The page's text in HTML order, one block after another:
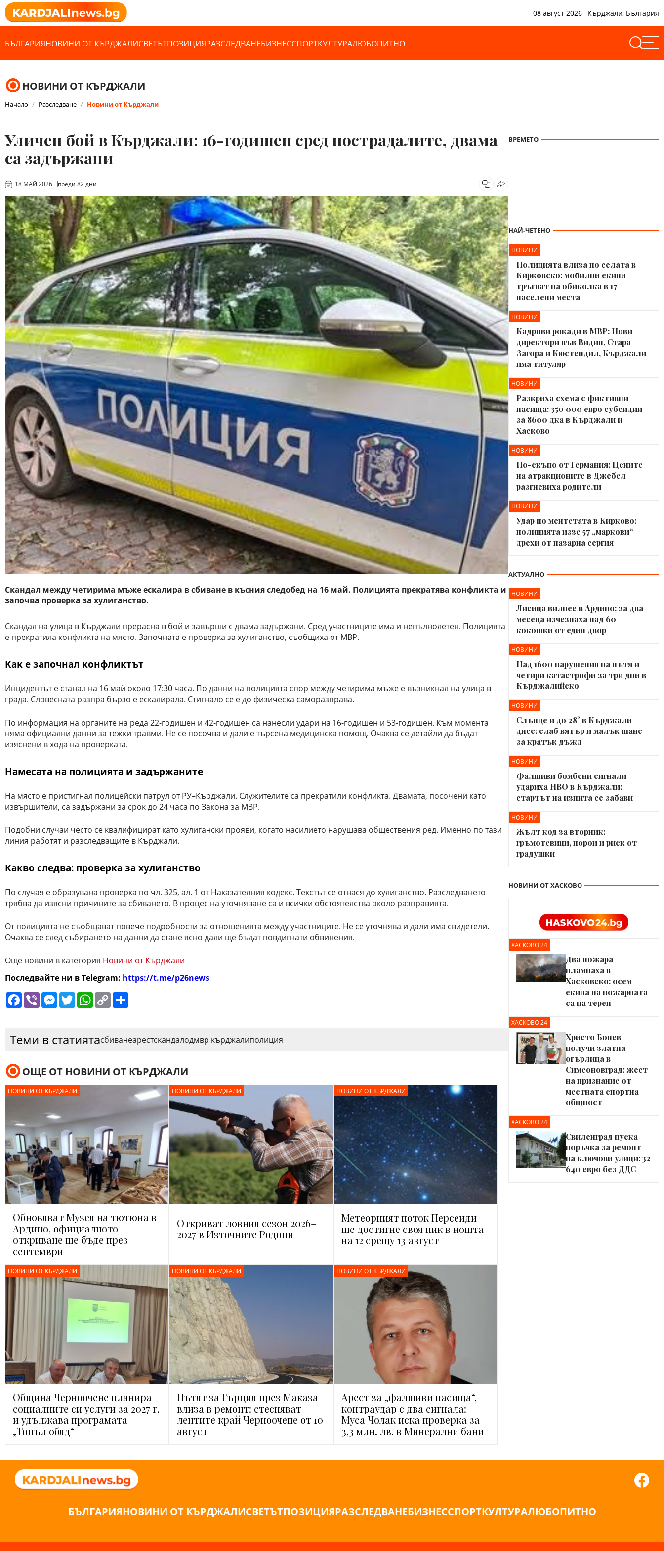
08 август 2026 Кърджали, България
БЪЛГАРИЯНОВИНИ ОТ КЪРДЖАЛИСВЕТЪТПОЗИЦИЯРАЗСЛЕДВАНЕБИЗНЕССПОРТКУЛТУРАЛЮБОПИТНО
НОВИНИ ОТ КЪРДЖАЛИ
Начало Разследване Новини от Кърджали
Уличен бой в Кърджали: 16-годишен сред пострадалите, двама
са задържани
18 МАЙ 2026 преди 82 дни
Скандал между четирима мъже ескалира в сбиване в късния следобед на 16 май. Полицията прекратява конфликта и
започва проверка за хулиганство.
Скандал на улица в Кърджали прерасна в бой и завърши с двама задържани. Сред участниците има и непълнолетен. Полицията
е прекратила конфликта на място. Започната е проверка за хулиганство, съобщиха от МВР.
Как е започнал конфликтът
Инцидентът е станал на 16 май около 17:30 часа. По данни на полицията спор между четирима мъже е възникнал на улица в
града. Словесната разпра бързо е ескалирала. Стигнало се е до физическа саморазправа.
По информация на органите на реда 22-годишен и 42-годишен са нанесли удари на 16-годишен и 53-годишен. Към момента
няма официални данни за тежки травми. Не се посочва и дали е търсена медицинска помощ. Очаква се детайли да бъдат
изяснени в хода на проверката.
Намесата на полицията и задържаните
На място е пристигнал полицейски патрул от РУ–Кърджали. Служителите са прекратили конфликта. Двамата, посочени като
извършители, са задържани за срок до 24 часа по Закона за МВР.
Подобни случаи често се квалифицират като хулигански прояви, когато насилието нарушава обществения ред. Именно по тази
линия работят и разследващите в Кърджали.
Какво следва: проверка за хулиганство
По случая е образувана проверка по чл. 325, ал. 1 от Наказателния кодекс. Текстът се отнася до хулиганство. Разследването
трябва да изясни причините за сбиването. В процес на уточняване са и всички обстоятелства около разправията.
От полицията не съобщават повече подробности за отношенията между участниците. Не се уточнява и дали има свидетели.
Очаква се след събирането на данни да стане ясно дали ще бъдат повдигнати обвинения.
Още новини в категория Новини от Кърджали
Последвайте ни в Telegram: https://t.me/p26news
Facebook
ViberMessenger
TwitterWhatsApp
Copy
Link
Теми в статиятасбиванеарестскандалодмвр кърджалиполиция
ОЩЕ ОТ НОВИНИ ОТ КЪРДЖАЛИ
НОВИНИ ОТ КЪРДЖАЛИ
Обновяват Музея на тютюна в
Ардино, официалното
откриване ще бъде през
септември
НОВИНИ ОТ КЪРДЖАЛИ
Откриват ловния сезон 2026–
2027 в Източните Родопи
НОВИНИ ОТ КЪРДЖАЛИ
Метеорният поток Персеиди
ще достигне своя пик в нощта
на 12 срещу 13 август
НОВИНИ ОТ КЪРДЖАЛИ
Община Черноочене планира
социалните си услуги за 2027 г.
и удължава програмата
„Топъл обяд“
НОВИНИ ОТ КЪРДЖАЛИ
Пътят за Гърция през Маказа
влиза в ремонт: стесняват
лентите край Черноочене от 10
август
НОВИНИ ОТ КЪРДЖАЛИ
Арест за „фалшиви пасища“,
контраудар с два сигнала:
Муса Чолак иска проверка за
3,3 млн. лв. в Минерални бани
ВРЕМЕТО
НАЙ-ЧЕТЕНО
НОВИНИ
Полицията влиза по селата в
Кирковско: мобилни екипи
тръгват на обиколка в 17
населени места
НОВИНИ
Кадрови рокади в МВР: Нови
директори във Видин, Стара
Загора и Кюстендил, Кърджали
има титуляр
НОВИНИ
Разкриха схема с фиктивни
пасища: 350 000 евро субсидии
за 8600 дка в Кърджали и
Хасково
НОВИНИ
По-скъпо от Германия: Цените
на атракционите в Джебел
разгневиха родители
НОВИНИ
Удар по ментетата в Кирково:
полицията иззе 57 „маркови“
дрехи от пазарна сергия
АКТУАЛНО
НОВИНИ
Лисица вилнее в Ардино: за два
месеца изчезнаха над 60
кокошки от един двор
НОВИНИ
Над 1600 нарушения на пътя и
четири катастрофи за три дни в
Кърджалийско
НОВИНИ
Слънце и до 28° в Кърджали
днес: слаб вятър и малък шанс
за кратък дъжд
НОВИНИ
Фалшиви бомбени сигнали
удариха НВО в Кърджали:
стартът на изпита се забави
НОВИНИ
Жълт код за вторник:
гръмотевици, порои и риск от
градушки
НОВИНИ ОТ ХАСКОВО
ХАСКОВО 24
Два пожара
пламнаха в
Хасковско: осем
екипа на пожарната
са на терен
ХАСКОВО 24
Христо Бонев
получи златна
огърлица в
Симеоновград: жест
на признание от
местната спортна
общност
ХАСКОВО 24
Свиленград пуска
поръчка за ремонт
на ключови улици: 32
640 евро без ДДС
БЪЛГАРИЯНОВИНИ ОТ КЪРДЖАЛИСВЕТЪТПОЗИЦИЯРАЗСЛЕДВАНЕБИЗНЕССПОРТКУЛТУРАЛЮБОПИТНО